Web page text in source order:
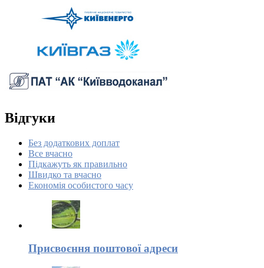
Відгуки
Без додаткових доплат
Все вчасно
Підкажуть як правильно
Швидко та вчасно
Економія особистого часу
Присвоєння поштової адреси